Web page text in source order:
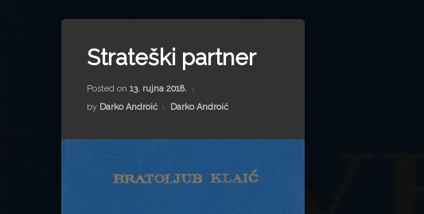
Strateški partner
Posted on 13. rujna 2018.
by Darko Androić Kategorije:
Darko Androić
Danko Končar
Dinar
INA